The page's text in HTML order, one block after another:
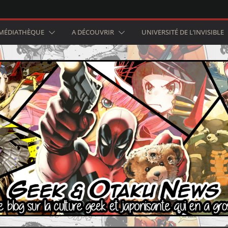
A DÉCOUVRIR UNIVERSITÉ DE L’INVISIBLE